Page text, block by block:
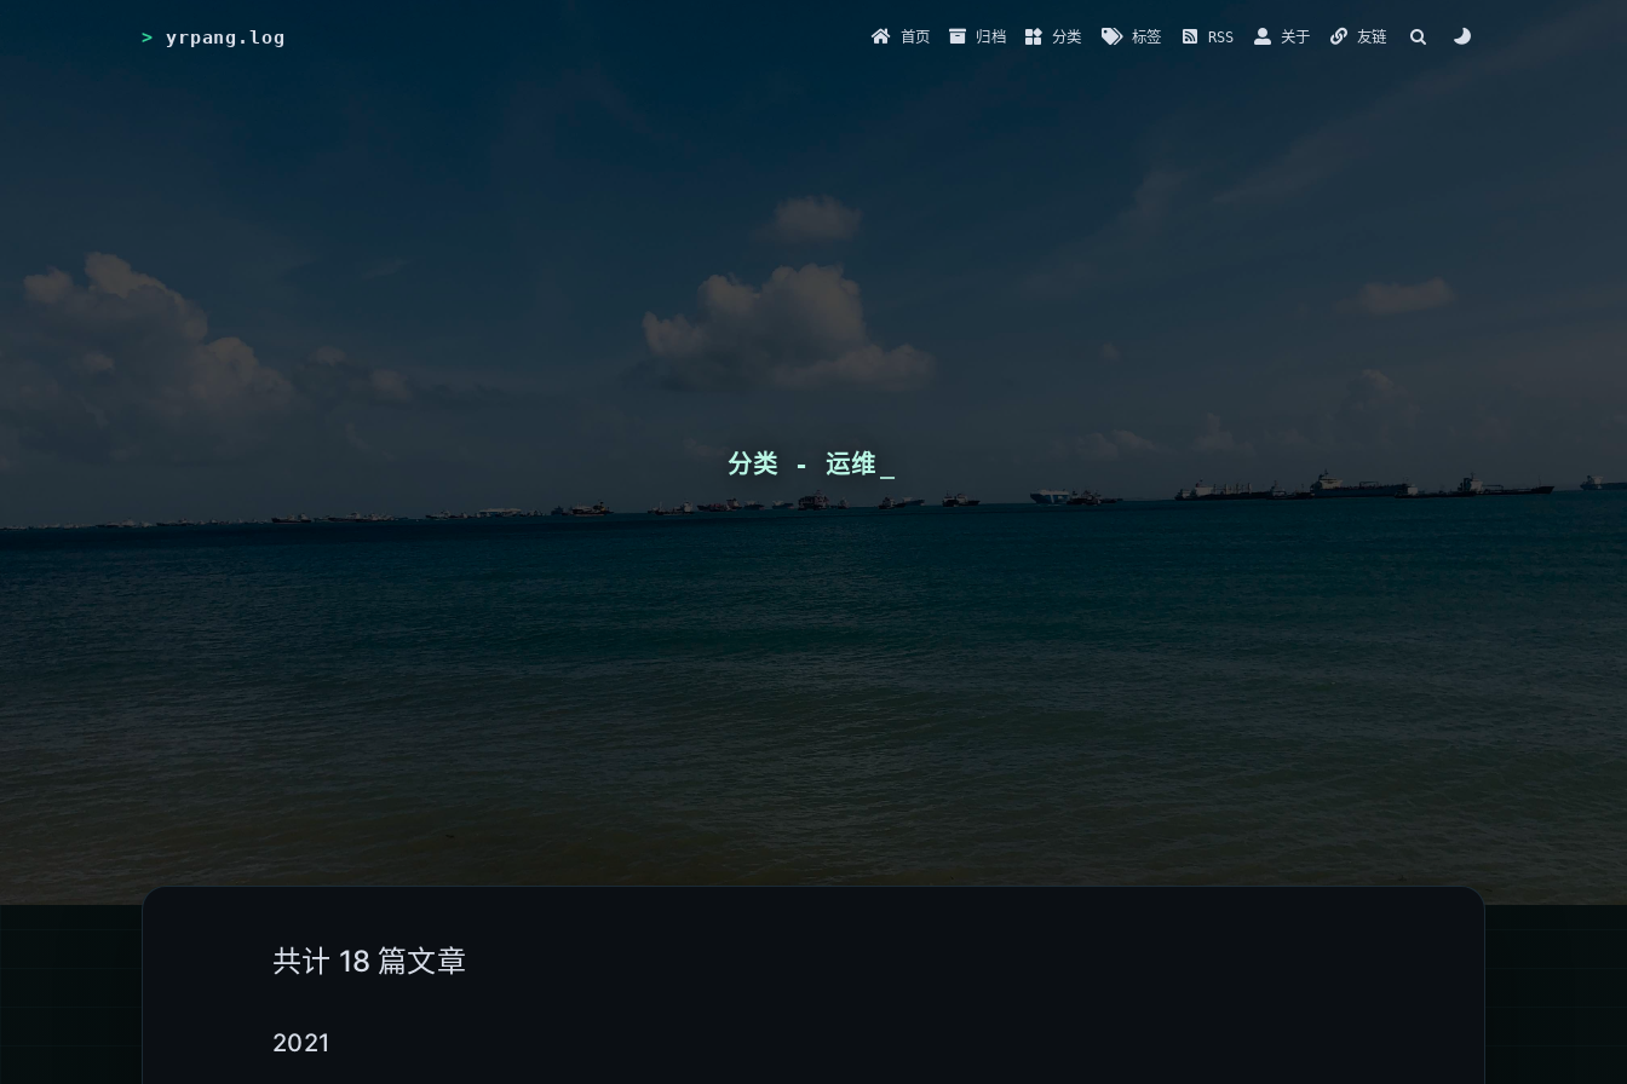
yrpang.log 首页 归档 分类 标签 RSS 关于 友链
分类 - 运维
共计 18 篇文章
2021